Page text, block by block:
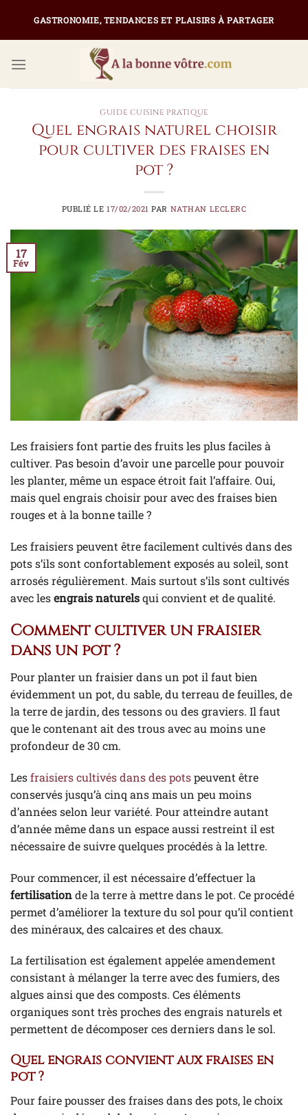
contenu
GASTRONOMIE, TENDANCES ET PLAISIRS À PARTAGER
GUIDE CUISINE PRATIQUE
Quel engrais naturel choisir
pour cultiver des fraises en
pot ?
PUBLIÉ LE17/02/2021 PAR NATHAN LECLERC
17
Fév
Les fraisiers font partie des fruits les plus faciles à
cultiver. Pas besoin d’avoir une parcelle pour pouvoir
les planter, même un espace étroit fait l’affaire. Oui,
mais quel engrais choisir pour avec des fraises bien
rouges et à la bonne taille ?
Les fraisiers peuvent être facilement cultivés dans des
pots s’ils sont confortablement exposés au soleil, sont
arrosés régulièrement. Mais surtout s’ils sont cultivés
avec lesengrais naturelsqui convient et de qualité.
Comment cultiver un fraisier
dans un pot ?
Pour planter un fraisier dans un pot il faut bien
évidemment un pot, du sable, du terreau de feuilles, de
la terre de jardin, des tessons ou des graviers. Il faut
que le contenant ait des trous avec au moins une
profondeur de 30 cm.
Lesfraisiers cultivés dans des potspeuvent être
conservés jusqu’à cinq ans mais un peu moins
d’années selon leur variété. Pour atteindre autant
d’année même dans un espace aussi restreint il est
nécessaire de suivre quelques procédés à la lettre.
Pour commencer, il est nécessaire d’effectuer la
fertilisationde la terre à mettre dans le pot. Ce procédé
permet d’améliorer la texture du sol pour qu’il contient
des minéraux, des calcaires et des chaux.
La fertilisation est également appelée amendement
consistant à mélanger la terre avec des fumiers, des
algues ainsi que des composts. Ces éléments
organiques sont très proches des engrais naturels et
permettent de décomposer ces derniers dans le sol.
Quel engrais convient aux fraises en
pot ?
Pour faire pousser des fraises dans des pots, le choix